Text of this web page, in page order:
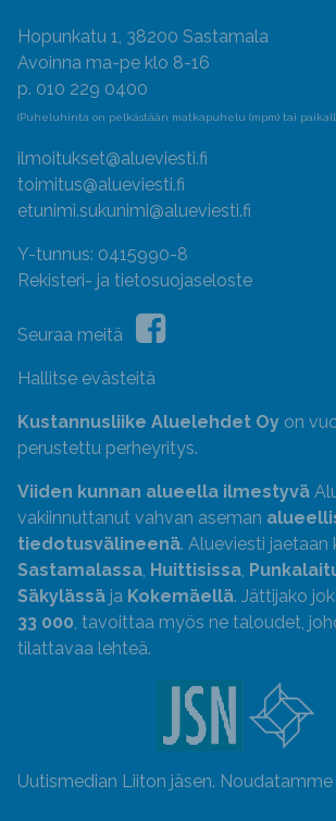
Hopunkatu 1, 38200 Sastamala
Avoinna ma-pe klo 8-16
p. 010 229 0400
(Puheluhinta on pelkästään matkapuhelu (mpm) tai
ilmoitukset@alueviesti.fi
toimitus@alueviesti.fi
etunimi.sukunimi@alueviesti.fi
Y-tunnus: 0415990-8
Rekisteri- ja tietosuojaseloste
Seuraa meitä
Hallitse evästeitä
Kustannusliike Aluelehdet Oy on
perustettu perheyritys.
Viiden kunnan alueella ilmestyvä
vakiinnuttanut vahvan aseman
tiedotusvälineenä. Alueviesti jaetaan
Sastamalassa, Huittisissa,
Säkylässä ja Kokemäellä. Jättijako
33 000, tavoittaa myös ne taloudet,
tilattavaa lehteä.
Uutismedian Liiton jäsen. Noudatamme